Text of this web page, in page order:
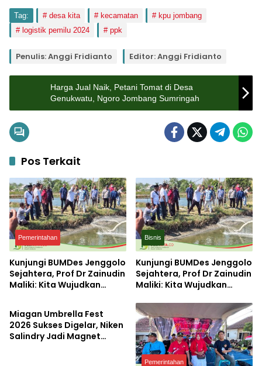
Tag: desa kita kecamatan
kpu jombang
logistik pemilu 2024
ppk
Penulis: Anggi Fridianto Editor: Anggi Fridianto
Harga Jual Naik, Petani Tomat di Desa
Genukwatu, Ngoro Jombang Sumringah
Pos Terkait
Pemerintahan
Kunjungi BUMDes Jenggolo
Sejahtera, Prof Dr Zainudin
Maliki: Kita Wujudkan
Bisnis
Kunjungi BUMDes Jenggolo
Sejahtera, Prof Dr Zainudin
Maliki: Kita Wujudkan
dengan Potensi Desa
Pemerintahan
Miagan Umbrella Fest
2026 Sukses Digelar, Niken
Salindry Jadi Magnet
Pemerintahan